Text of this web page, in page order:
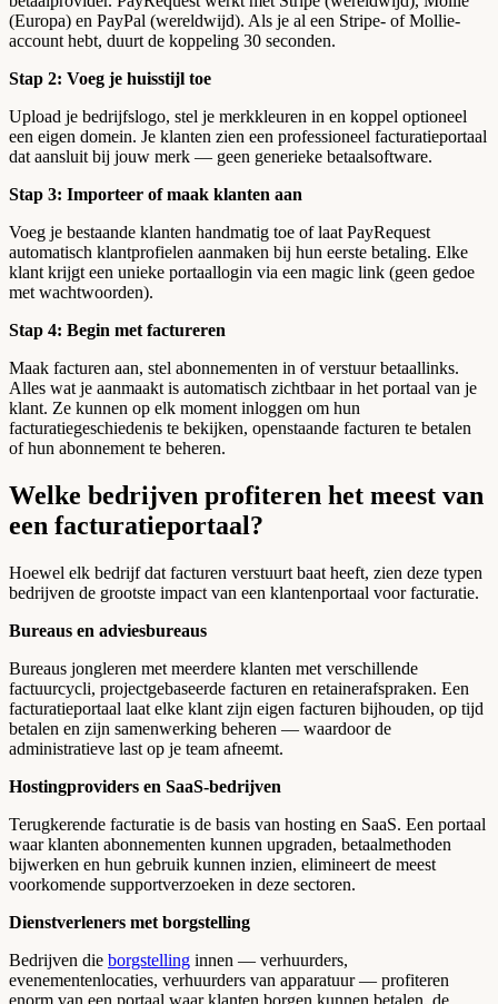
(Europa) en PayPal (wereldwijd). Als je al een Stripe- of Mollie-
account hebt, duurt de koppeling 30 seconden.
Stap 2: Voeg je huisstijl toe
Upload je bedrijfslogo, stel je merkkleuren in en koppel optioneel
een eigen domein. Je klanten zien een professioneel facturatieportaal
dat aansluit bij jouw merk — geen generieke betaalsoftware.
Stap 3: Importeer of maak klanten aan
Voeg je bestaande klanten handmatig toe of laat PayRequest
automatisch klantprofielen aanmaken bij hun eerste betaling. Elke
klant krijgt een unieke portaallogin via een magic link (geen gedoe
met wachtwoorden).
Stap 4: Begin met factureren
Maak facturen aan, stel abonnementen in of verstuur betaallinks.
Alles wat je aanmaakt is automatisch zichtbaar in het portaal van je
klant. Ze kunnen op elk moment inloggen om hun
facturatiegeschiedenis te bekijken, openstaande facturen te betalen
of hun abonnement te beheren.
Welke bedrijven profiteren het meest van
een facturatieportaal?
Hoewel elk bedrijf dat facturen verstuurt baat heeft, zien deze typen
bedrijven de grootste impact van een klantenportaal voor facturatie.
Bureaus en adviesbureaus
Bureaus jongleren met meerdere klanten met verschillende
factuurcycli, projectgebaseerde facturen en retainerafspraken. Een
facturatieportaal laat elke klant zijn eigen facturen bijhouden, op tijd
betalen en zijn samenwerking beheren — waardoor de
administratieve last op je team afneemt.
Hostingproviders en SaaS-bedrijven
Terugkerende facturatie is de basis van hosting en SaaS. Een portaal
waar klanten abonnementen kunnen upgraden, betaalmethoden
bijwerken en hun gebruik kunnen inzien, elimineert de meest
voorkomende supportverzoeken in deze sectoren.
Dienstverleners met borgstelling
Bedrijven die borgstelling innen — verhuurders,
evenementenlocaties, verhuurders van apparatuur — profiteren
enorm van een portaal waar klanten borgen kunnen betalen, de